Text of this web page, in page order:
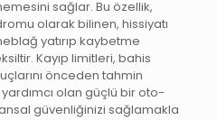
sağlar. Bu özellik,
olarak bilinen, hissiyatı
yatırıp kaybetme
Kayıp limitleri, bahis
önceden tahmin
olan güçlü bir oto-
güvenliğinizi sağlamakla